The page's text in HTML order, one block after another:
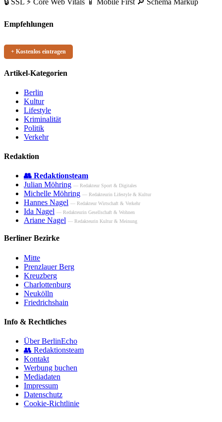
🔒 SSL ⚡ Core Web Vitals 📱 Mobile First 🔎 Schema Markup
Empfehlungen
+ Kostenlos eintragen
Artikel-Kategorien
Berlin
Kultur
Lifestyle
Kriminalität
Politik
Verkehr
Redaktion
👥 Redaktionsteam
Julian Möhring — Redakteur Sport & Digitales
Michelle Möhring — Redakteurin Lifestyle & Kultur
Hannes Nagel — Redakteur Wirtschaft & Verkehr
Ida Nagel — Redakteurin Gesellschaft & Wohnen
Ariane Nagel — Redakteurin Kultur & Meinung
Berliner Bezirke
Mitte
Prenzlauer Berg
Kreuzberg
Charlottenburg
Neukölln
Friedrichshain
Info & Rechtliches
Über BerlinEcho
👥 Redaktionsteam
Kontakt
Werbung buchen
Mediadaten
Impressum
Datenschutz
Cookie-Richtlinie